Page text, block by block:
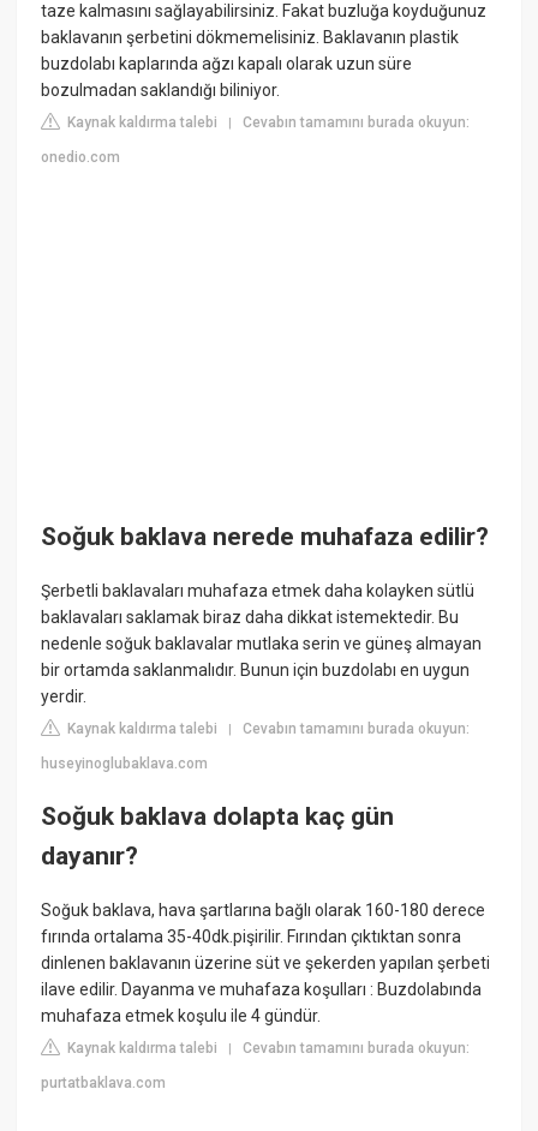
taze kalmasını sağlayabilirsiniz. Fakat buzluğa koyduğunuz
baklavanın şerbetini dökmemelisiniz. Baklavanın plastik
buzdolabı kaplarında ağzı kapalı olarak uzun süre
bozulmadan saklandığı biliniyor.
Kaynak kaldırma talebi |Cevabın tamamını burada okuyun:
onedio.com
Soğuk baklava nerede muhafaza edilir?
Şerbetli baklavaları muhafaza etmek daha kolayken sütlü
baklavaları saklamak biraz daha dikkat istemektedir. Bu
nedenle soğuk baklavalar mutlaka serin ve güneş almayan
bir ortamda saklanmalıdır. Bunun için buzdolabı en uygun
yerdir.
Kaynak kaldırma talebi |Cevabın tamamını burada okuyun:
huseyinoglubaklava.com
Soğuk baklava dolapta kaç gün
dayanır?
Soğuk baklava, hava şartlarına bağlı olarak 160-180 derece
fırında ortalama 35-40dk.pişirilir. Fırından çıktıktan sonra
dinlenen baklavanın üzerine süt ve şekerden yapılan şerbeti
ilave edilir. Dayanma ve muhafaza koşulları : Buzdolabında
muhafaza etmek koşulu ile 4 gündür.
Kaynak kaldırma talebi |Cevabın tamamını burada okuyun:
purtatbaklava.com